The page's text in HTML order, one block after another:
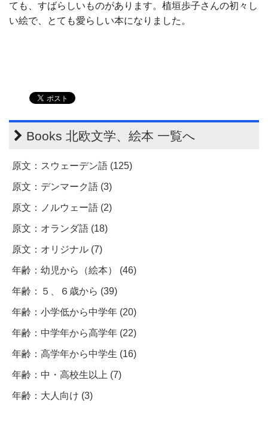
ても、すばらしいものがあります。植垣歩子さんの初々し
い絵で、とても愛らしい本になりました。
Books 北欧文学、絵本 一覧へ
原文：スウェーデン語 (125)
原文：デンマーク語 (3)
原文：ノルウェー語 (2)
原文：オランダ語 (18)
原文：オリジナル (7)
年齢：幼児から（絵本） (46)
年齢：５、６歳から (39)
年齢：小学低から中学年 (20)
年齢：中学年から高学年 (22)
年齢：高学年から中学生 (16)
年齢：中・高校生以上 (7)
年齢：大人向け (3)